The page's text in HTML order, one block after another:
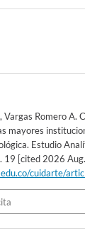
Romero A.
mayores
Estudio
19 [cited 2026
cuidarte/